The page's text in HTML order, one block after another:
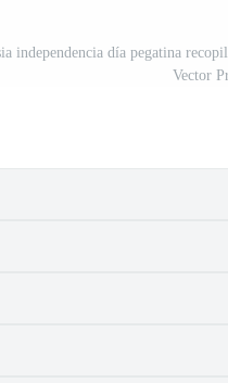
independencia día pegatina
Vector